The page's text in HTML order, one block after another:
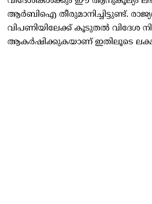
ആര്‍ബിഐ തീരുമാനിച്ചിട്ടുണ്ട്.
വിപണിയിലേക്ക് കൂടുതല്‍ വിദേശ
ആകര്‍ഷിക്കുകയാണ് ഇതിലൂടെ